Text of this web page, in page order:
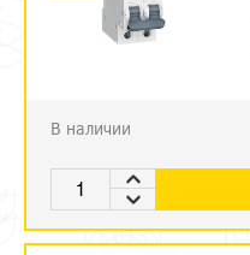
В наличии